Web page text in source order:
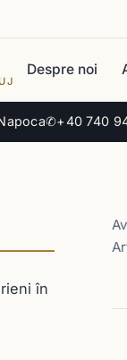
✆+40 740
Despre noi
în